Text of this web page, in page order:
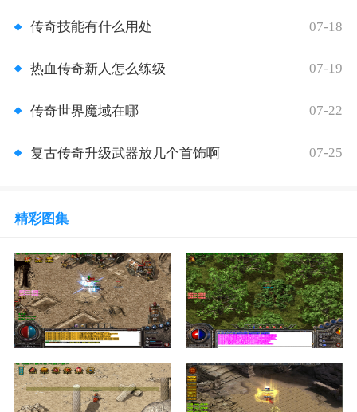
传奇技能有什么用处 07-18
热血传奇新人怎么练级 07-19
传奇世界魔域在哪 07-22
复古传奇升级武器放几个首饰啊 07-25
精彩图集